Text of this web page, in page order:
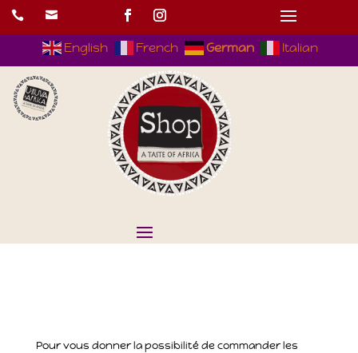
 
English French German Italian
Pour vous donner la possibilité de commander les